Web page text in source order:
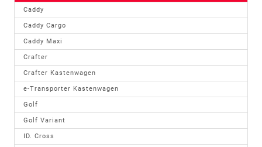
Caddy
Caddy Cargo
Caddy Maxi
Crafter
Crafter Kastenwagen
e-Transporter Kastenwagen
Golf
Golf Variant
ID. Cross